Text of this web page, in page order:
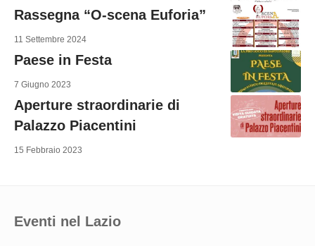
Rassegna “O-scena Euforia”
11 Settembre 2024
Paese in Festa
7 Giugno 2023
Aperture straordinarie di
Palazzo Piacentini
15 Febbraio 2023
Eventi nel Lazio